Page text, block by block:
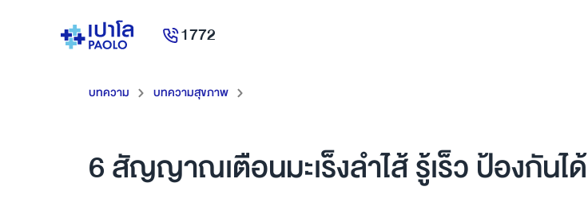
1772
บทความ บทความสุขภาพ
6 สัญญาณเตือนมะเร็งลำไส้ รู้เร็ว ป้องกันได้